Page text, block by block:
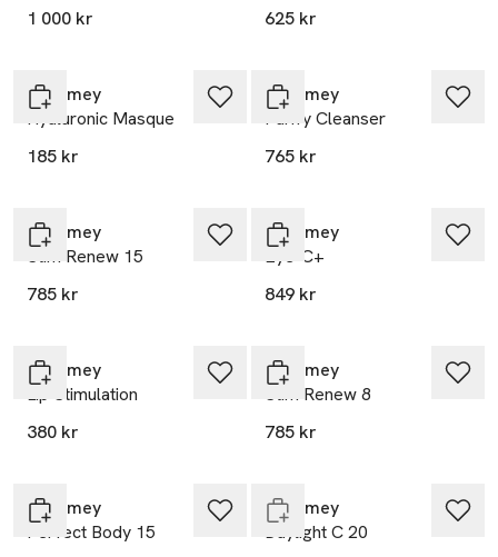
1 000 kr
625 kr
Eneomey
Hyaluronic Masque
185 kr
Eneomey
Purify Cleanser
765 kr
Eneomey
Stim Renew 15
785 kr
Eneomey
Eye-C+
849 kr
Eneomey
Lip Stimulation
380 kr
Eneomey
Stim Renew 8
785 kr
Eneomey
Perfect Body 15
Eneomey
Daylight C 20